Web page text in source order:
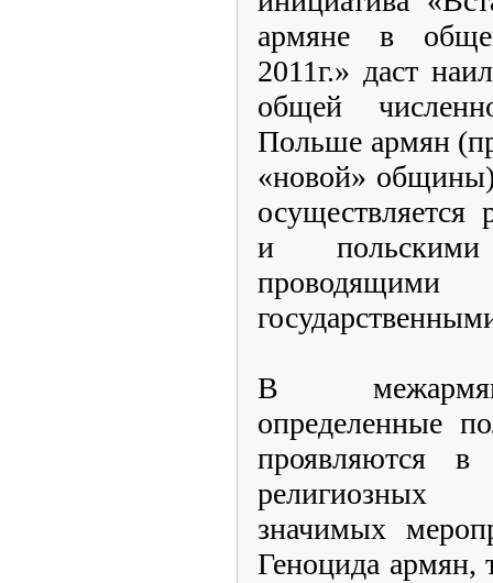
армяне в
2011г.» даст
общей
Польше армян
«новой»
и
проводящими
В
определенные
проявляются в
религиозных
значимых
Геноцида армян,